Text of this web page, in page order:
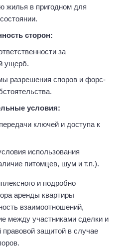
жилья в пригодном для
сторон:
за
ущерб.
разрешения споров и форс-
условия:
ключей и доступа к
использования
питомцев, шум и т.п.).
и подробно
аренды квартиры
взаимоотношений,
между участниками сделки и
защитой в случае